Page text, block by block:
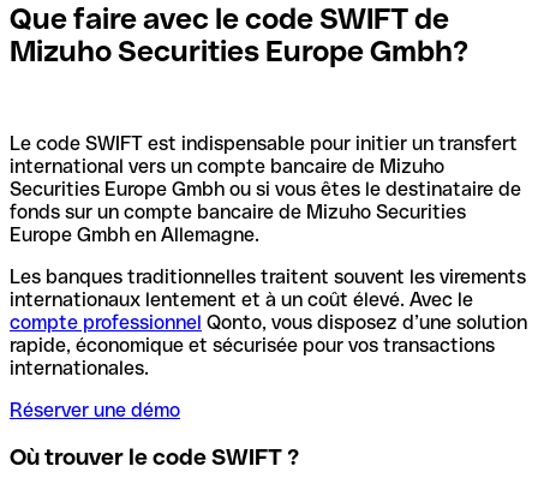
Que faire avec le code SWIFT de
Mizuho Securities Europe Gmbh?
Le code SWIFT est indispensable pour initier un transfert
international vers un compte bancaire de Mizuho
Securities Europe Gmbh ou si vous êtes le destinataire de
fonds sur un compte bancaire de Mizuho Securities
Europe Gmbh en Allemagne.
Les banques traditionnelles traitent souvent les virements
internationaux lentement et à un coût élevé. Avec le
compte professionnel Qonto, vous disposez d’une solution
rapide, économique et sécurisée pour vos transactions
internationales.
Réserver une démo
Où trouver le code SWIFT ?